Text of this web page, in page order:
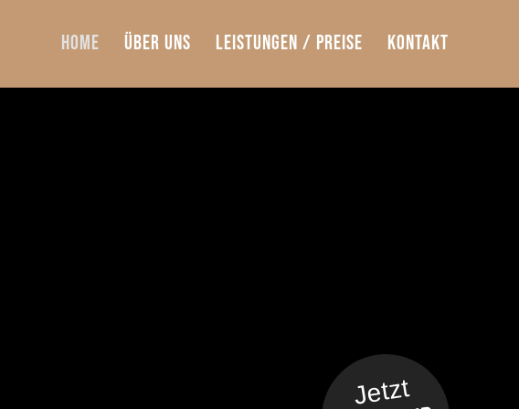
Home Über Uns Leistungen / Preise Kontakt
Jetzt